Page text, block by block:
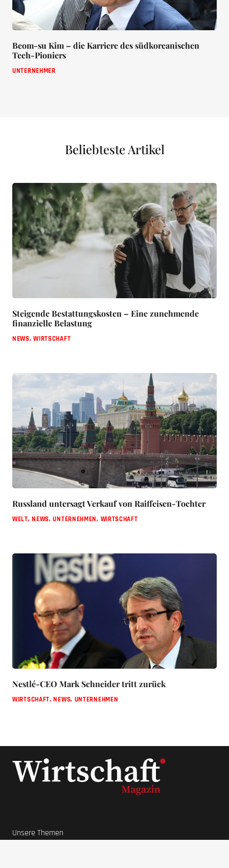
Beom-su Kim – die Karriere des südkoreanischen
Tech-Pioniers
UNTERNEHMER
Beliebteste Artikel
Steigende Bestattungskosten – Eine zunehmende
finanzielle Belastung
NEWS,WIRTSCHAFT
Russland untersagt Verkauf von Raiffeisen-Tochter
WELT,NEWS,UNTERNEHMEN, WIRTSCHAFT
Nestlé-CEO Mark Schneider tritt zurück
WIRTSCHAFT,NEWS, UNTERNEHMEN
Unsere Themen
News Lifestyle Ratgeber Wirtschaft